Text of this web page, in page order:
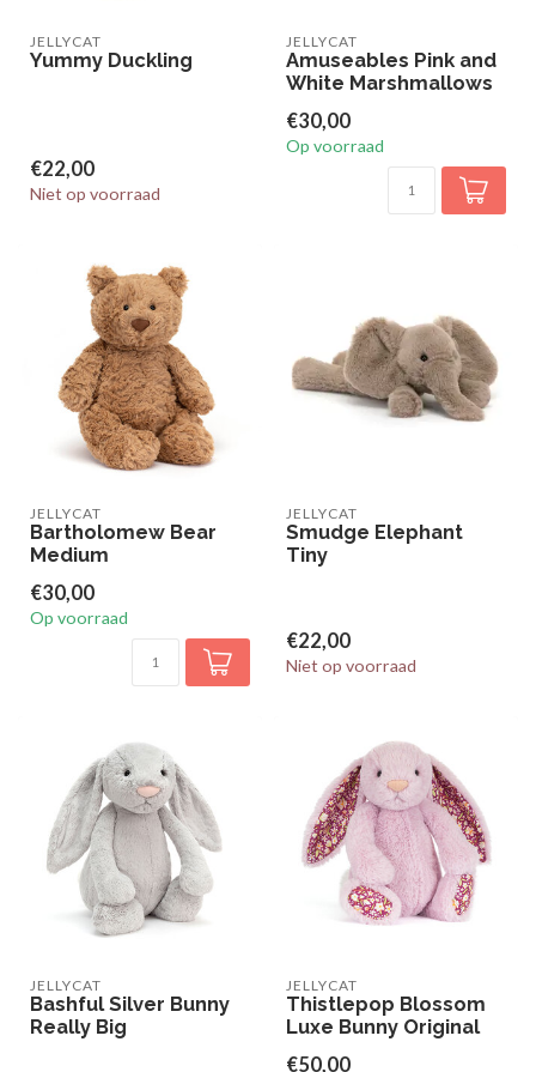
JELLYCAT
Yummy Duckling
€22,00
Niet op voorraad
JELLYCAT
Amuseables Pink and
White Marshmallows
€30,00
Op voorraad
JELLYCAT
Bartholomew Bear
Medium
€30,00
Op voorraad
JELLYCAT
Smudge Elephant
Tiny
€22,00
Niet op voorraad
JELLYCAT
Bashful Silver Bunny
Really Big
JELLYCAT
Thistlepop Blossom
Luxe Bunny Original
€50,00